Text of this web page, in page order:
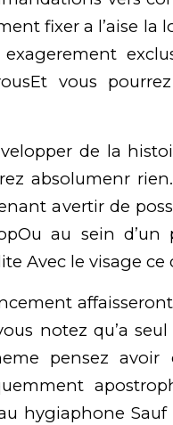
fixer a l’aise
vous
de la
absolumenr
avertir de
au sein d’un
Avec le visage
notez qu’a seul
pensez
hygiaphone